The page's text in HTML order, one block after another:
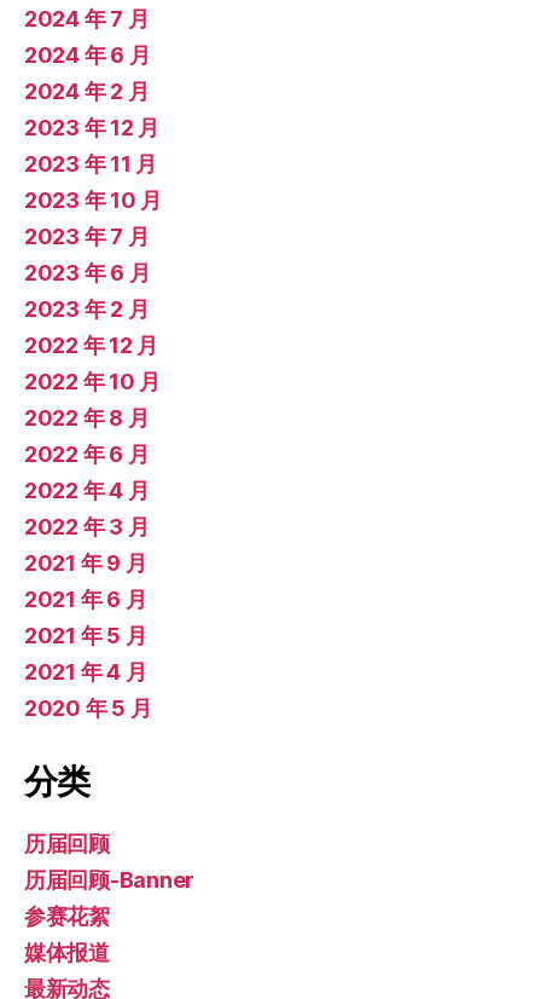
2024 年 7 月
2024 年 6 月
2024 年 2 月
2023 年 12 月
2023 年 11 月
2023 年 10 月
2023 年 7 月
2023 年 6 月
2023 年 2 月
2022 年 12 月
2022 年 10 月
2022 年 8 月
2022 年 6 月
2022 年 4 月
2022 年 3 月
2021 年 9 月
2021 年 6 月
2021 年 5 月
2021 年 4 月
2020 年 5 月
分类
历届回顾
历届回顾-Banner
参赛花絮
媒体报道
最新动态